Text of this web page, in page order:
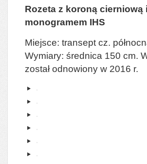
Rozeta z koroną cierniową i
monogramem IHS
Miejsce: transept cz.
Wymiary: średnica 150 cm.
został odnowiony w 2016 r.